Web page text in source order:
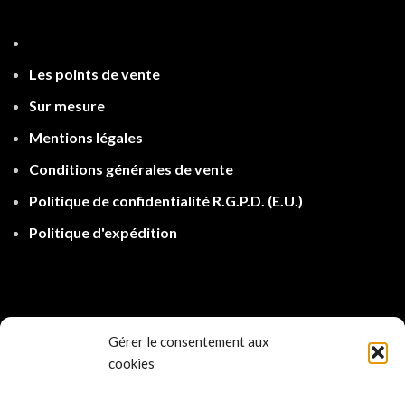
Gérer le consentement aux
cookies
Les points de vente
Sur mesure
Mentions légales
Conditions générales de vente
Politique de confidentialité R.G.P.D. (E.U.)
Politique d'expédition